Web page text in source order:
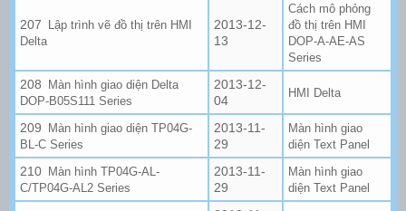
Lập trình vẽ đồ thị trên HMI
Delta
2013-12-
13
Cách mô phỏng
đồ thị trên HMI
DOP-A-AE-AS
Series
Màn hình giao diện Delta
DOP-B05S111 Series
2013-12-
04
HMI Delta
Màn hình giao diện TP04G-
BL-C Series
2013-11-
29
Màn hình giao
diện Text Panel
Màn hình TP04G-AL-
C/TP04G-AL2 Series
2013-11-
29
Màn hình giao
diện Text Panel